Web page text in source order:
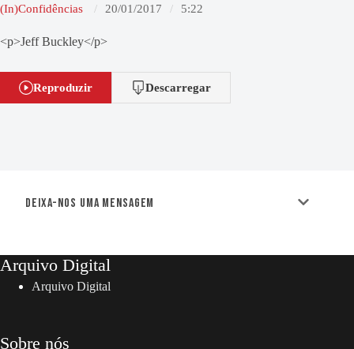
(In)Confidências 20/01/2017 5:22
<p>Jeff Buckley</p>
Reproduzir Descarregar
Deixa-nos uma mensagem
Arquivo Digital
Arquivo Digital
Sobre nós